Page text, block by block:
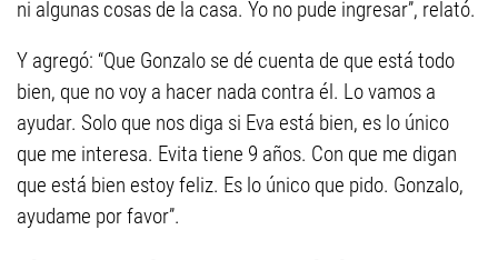
ni algunas cosas de la casa. Yo no pude ingresar”, relató.
Y agregó: “Que Gonzalo se dé cuenta de que está todo
bien, que no voy a hacer nada contra él. Lo vamos a
ayudar. Solo que nos diga si Eva está bien, es lo único
que me interesa. Evita tiene 9 años. Con que me digan
que está bien estoy feliz. Es lo único que pido. Gonzalo,
ayudame por favor”.